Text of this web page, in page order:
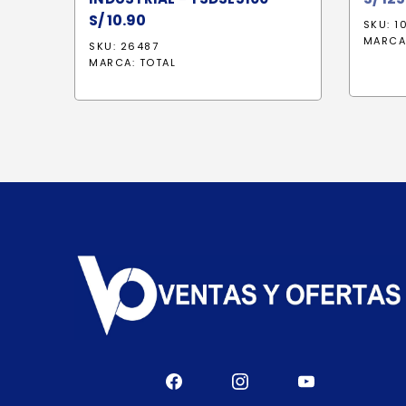
S/10.90
SKU: 26487
MARCA: TOTAL
SKU: